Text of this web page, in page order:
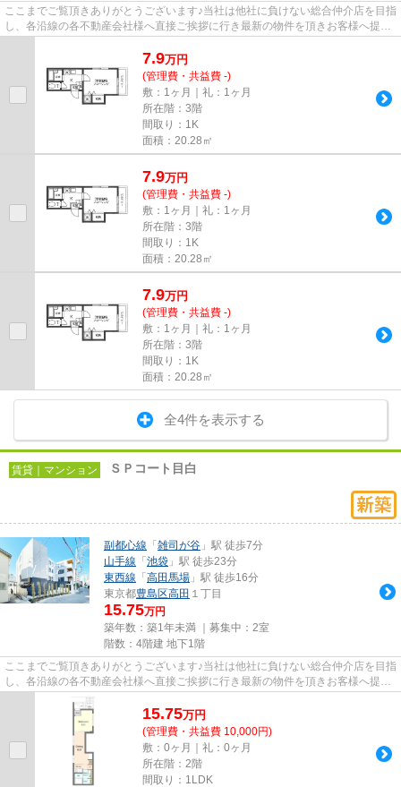
ここまでご覧頂きありがとうございます♪当社は他社に負けない総合仲介店を目指
し、各沿線の各不動産会社様へ直接ご挨拶に行き最新の物件を頂きお客様へ提供
7.9万円
(管理費・共益費 -)
敷：1ヶ月｜礼：1ヶ月
所在階：3階
間取り：1K
面積：20.28㎡
7.9万円
(管理費・共益費 -)
敷：1ヶ月｜礼：1ヶ月
所在階：3階
間取り：1K
面積：20.28㎡
7.9万円
(管理費・共益費 -)
敷：1ヶ月｜礼：1ヶ月
所在階：3階
間取り：1K
面積：20.28㎡
全4件を表示する
賃貸｜マンション ＳＰコート目白
副都心線 「 雑司が谷 」駅 徒歩7分
山手線 「 池袋 」駅 徒歩23分
東西線 「 高田馬場 」駅 徒歩16分
東京都豊島区高田 １丁目
15.75万円
築年数：築1年未満 ｜募集中： 2室
階数：4階建 地下1階
ここまでご覧頂きありがとうございます♪当社は他社に負けない総合仲介店を目指
し、各沿線の各不動産会社様へ直接ご挨拶に行き最新の物件を頂きお客様へ提供
しております！最新の情報は...
15.75万円
(管理費・共益費 10,000円)
敷：0ヶ月｜礼：0ヶ月
所在階：2階
間取り：1LDK